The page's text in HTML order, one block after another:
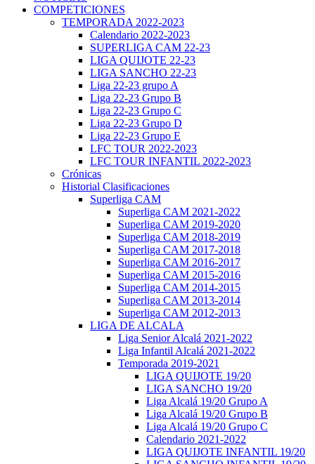
COMPETICIONES
TEMPORADA 2022-2023
Calendario 2022-2023
SUPERLIGA CAM 22-23
LIGA QUIJOTE 22-23
LIGA SANCHO 22-23
Liga 22-23 grupo A
Liga 22-23 Grupo B
Liga 22-23 Grupo C
Liga 22-23 Grupo D
Liga 22-23 Grupo E
LFC TOUR 2022-2023
LFC TOUR INFANTIL 2022-2023
Crónicas
Historial Clasificaciones
Superliga CAM
Superliga CAM 2021-2022
Superliga CAM 2019-2020
Superliga CAM 2018-2019
Superliga CAM 2017-2018
Superliga CAM 2016-2017
Superliga CAM 2015-2016
Superliga CAM 2014-2015
Superliga CAM 2013-2014
Superliga CAM 2012-2013
LIGA DE ALCALA
Liga Senior Alcalá 2021-2022
Liga Infantil Alcalá 2021-2022
Temporada 2019-2021
LIGA QUIJOTE 19/20
LIGA SANCHO 19/20
Liga Alcalá 19/20 Grupo A
Liga Alcalá 19/20 Grupo B
Liga Alcalá 19/20 Grupo C
Calendario 2021-2022
LIGA QUIJOTE INFANTIL 19/20